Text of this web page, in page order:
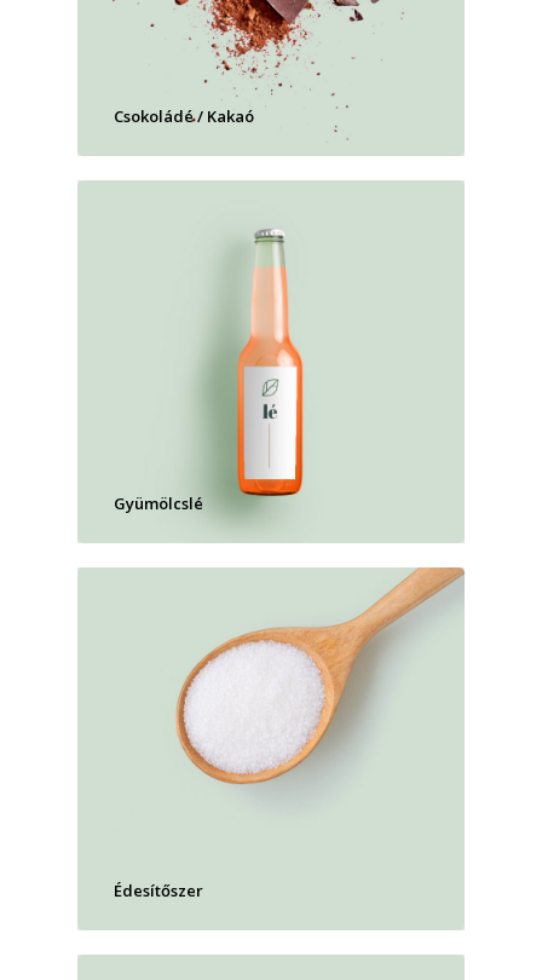
Csokoládé / Kakaó
Gyümölcslé
Édesítőszer